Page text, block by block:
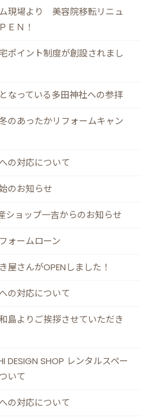
現場より 美容院移転リニュ
ＥＮ！
ポイント制度が創設されまし
なっている多田神社への参拝
のあったかリフォームキャン
の対応について
のお知らせ
ショップ一吉からのお知らせ
ォームローン
屋さんがOPENしました！
の対応について
島よりご挨拶させていただき
DESIGN SHOP レンタルスペー
いて
の対応について